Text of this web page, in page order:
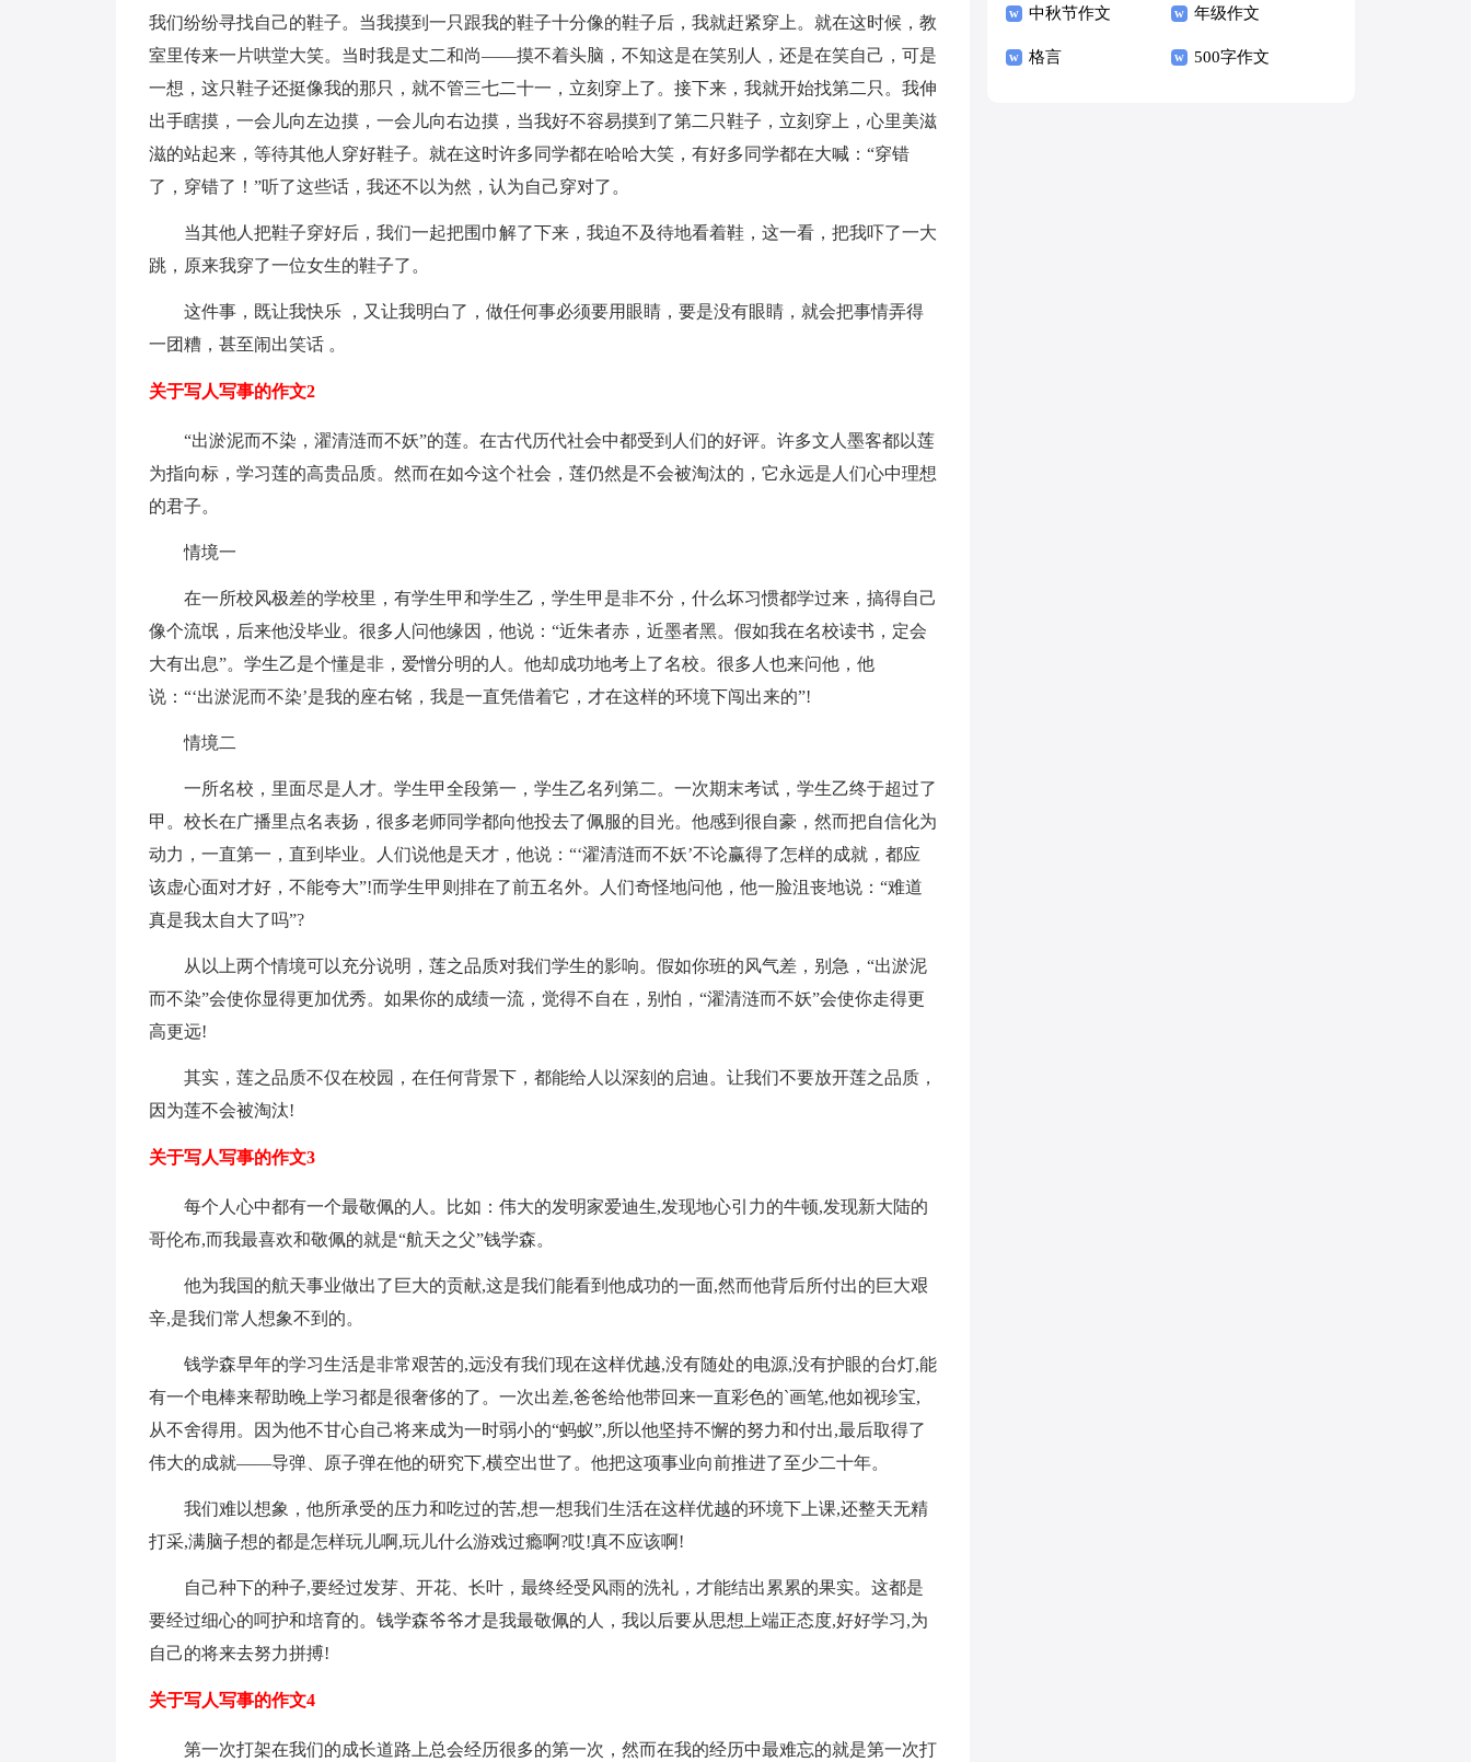
我们纷纷寻找自己的鞋子。当我摸到一只跟我的鞋子十分像的鞋子后，我就赶紧穿上。就在这时候，教
室里传来一片哄堂大笑。当时我是丈二和尚——摸不着头脑，不知这是在笑别人，还是在笑自己，可是
一想，这只鞋子还挺像我的那只，就不管三七二十一，立刻穿上了。接下来，我就开始找第二只。我伸
出手瞎摸，一会儿向左边摸，一会儿向右边摸，当我好不容易摸到了第二只鞋子，立刻穿上，心里美滋
滋的站起来，等待其他人穿好鞋子。就在这时许多同学都在哈哈大笑，有好多同学都在大喊：“穿错
了，穿错了！”听了这些话，我还不以为然，认为自己穿对了。
当其他人把鞋子穿好后，我们一起把围巾解了下来，我迫不及待地看着鞋，这一看，把我吓了一大
跳，原来我穿了一位女生的鞋子了。
这件事，既让我快乐 ，又让我明白了，做任何事必须要用眼睛，要是没有眼睛，就会把事情弄得
一团糟，甚至闹出笑话 。
关于写人写事的作文2
“出淤泥而不染，濯清涟而不妖”的莲。在古代历代社会中都受到人们的好评。许多文人墨客都以莲
为指向标，学习莲的高贵品质。然而在如今这个社会，莲仍然是不会被淘汰的，它永远是人们心中理想
的君子。
情境一
在一所校风极差的学校里，有学生甲和学生乙，学生甲是非不分，什么坏习惯都学过来，搞得自己
像个流氓，后来他没毕业。很多人问他缘因，他说：“近朱者赤，近墨者黑。假如我在名校读书，定会
大有出息”。学生乙是个懂是非，爱憎分明的人。他却成功地考上了名校。很多人也来问他，他
说：“‘出淤泥而不染’是我的座右铭，我是一直凭借着它，才在这样的环境下闯出来的”!
情境二
一所名校，里面尽是人才。学生甲全段第一，学生乙名列第二。一次期末考试，学生乙终于超过了
甲。校长在广播里点名表扬，很多老师同学都向他投去了佩服的目光。他感到很自豪，然而把自信化为
动力，一直第一，直到毕业。人们说他是天才，他说：“‘濯清涟而不妖’不论赢得了怎样的成就，都应
该虚心面对才好，不能夸大”!而学生甲则排在了前五名外。人们奇怪地问他，他一脸沮丧地说：“难道
真是我太自大了吗”?
从以上两个情境可以充分说明，莲之品质对我们学生的影响。假如你班的风气差，别急，“出淤泥
而不染”会使你显得更加优秀。如果你的成绩一流，觉得不自在，别怕，“濯清涟而不妖”会使你走得更
高更远!
其实，莲之品质不仅在校园，在任何背景下，都能给人以深刻的启迪。让我们不要放开莲之品质，
因为莲不会被淘汰!
关于写人写事的作文3
每个人心中都有一个最敬佩的人。比如：伟大的发明家爱迪生,发现地心引力的牛顿,发现新大陆的
哥伦布,而我最喜欢和敬佩的就是“航天之父”钱学森。
他为我国的航天事业做出了巨大的贡献,这是我们能看到他成功的一面,然而他背后所付出的巨大艰
辛,是我们常人想象不到的。
钱学森早年的学习生活是非常艰苦的,远没有我们现在这样优越,没有随处的电源,没有护眼的台灯,能
有一个电棒来帮助晚上学习都是很奢侈的了。一次出差,爸爸给他带回来一直彩色的`画笔,他如视珍宝,
从不舍得用。因为他不甘心自己将来成为一时弱小的“蚂蚁”,所以他坚持不懈的努力和付出,最后取得了
伟大的成就——导弹、原子弹在他的研究下,横空出世了。他把这项事业向前推进了至少二十年。
我们难以想象，他所承受的压力和吃过的苦,想一想我们生活在这样优越的环境下上课,还整天无精
打采,满脑子想的都是怎样玩儿啊,玩儿什么游戏过瘾啊?哎!真不应该啊!
自己种下的种子,要经过发芽、开花、长叶，最终经受风雨的洗礼，才能结出累累的果实。这都是
要经过细心的呵护和培育的。钱学森爷爷才是我最敬佩的人，我以后要从思想上端正态度,好好学习,为
自己的将来去努力拼搏!
关于写人写事的作文4
第一次打架在我们的成长道路上总会经历很多的第一次，然而在我的经历中最难忘的就是第一次打
中秋节作文 年级作文
格言 500字作文